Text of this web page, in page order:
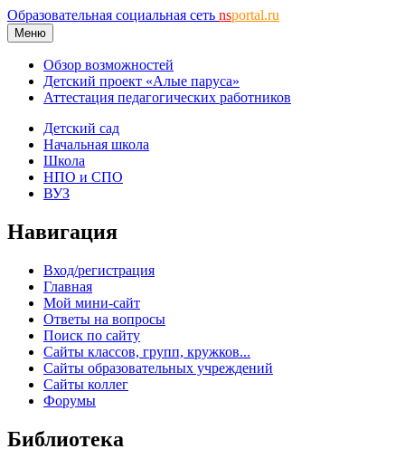
Образовательная социальная сеть nsportal.ru
Меню
Обзор возможностей
Детский проект «Алые паруса»
Аттестация педагогических работников
Детский сад
Начальная школа
Школа
НПО и СПО
ВУЗ
Навигация
Вход/регистрация
Главная
Мой мини-сайт
Ответы на вопросы
Поиск по сайту
Сайты классов, групп, кружков...
Сайты образовательных учреждений
Сайты коллег
Форумы
Библиотека